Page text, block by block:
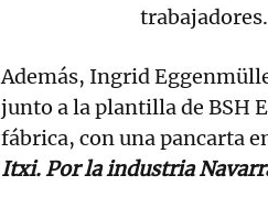
trabajadores.
Además, Ingrid
junto a la plantilla de BSH
fábrica, con una pancarta
Itxi. Por la industria